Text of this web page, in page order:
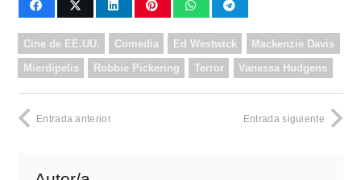
Cine de EE.UU. Comedia Ed Westwick Mackenzie Davis
Mierdipelis Robbie Pickering Terror Vanessa Hudgens
Entrada anterior Entrada siguiente